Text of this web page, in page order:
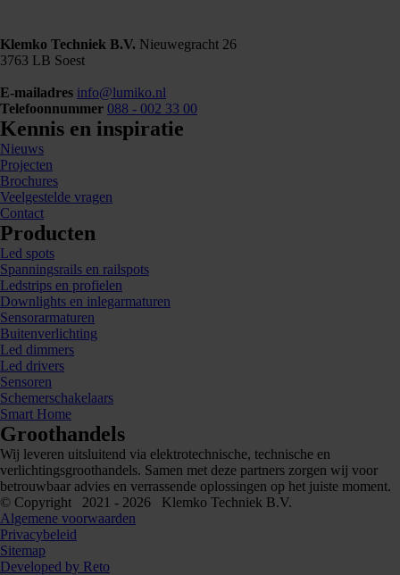
Klemko Techniek B.V. Nieuwegracht 26
3763 LB Soest
E-mailadres info@lumiko.nl
Telefoonnummer 088 - 002 33 00
Kennis en inspiratie
Nieuws
Projecten
Brochures
Veelgestelde vragen
Contact
Producten
Led spots
Spanningsrails en railspots
Ledstrips en profielen
Downlights en inlegarmaturen
Sensorarmaturen
Buitenverlichting
Led dimmers
Led drivers
Sensoren
Schemerschakelaars
Smart Home
Groothandels
Wij leveren uitsluitend via elektrotechnische, technische en
verlichtingsgroothandels. Samen met deze partners zorgen wij voor
betrouwbaar advies en verrassende oplossingen op het juiste moment.
© Copyright 2021 - 2026 Klemko Techniek B.V.
Algemene voorwaarden
Privacybeleid
Sitemap
Developed by Reto